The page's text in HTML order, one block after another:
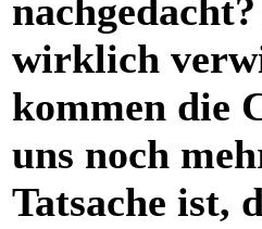
wirklich
kommen die
uns noch
Tatsache ist,